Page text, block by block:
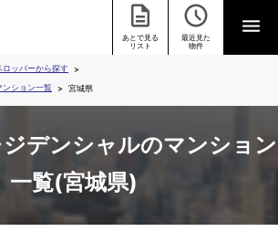
あとで見る
リスト
最近見た
物件
ロッパーから探す
ンション一覧
宮城県
デンシャルのマンション
一覧(宮城県)